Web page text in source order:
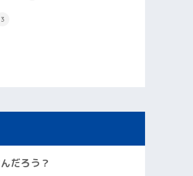
3
Table of Content
だろう？